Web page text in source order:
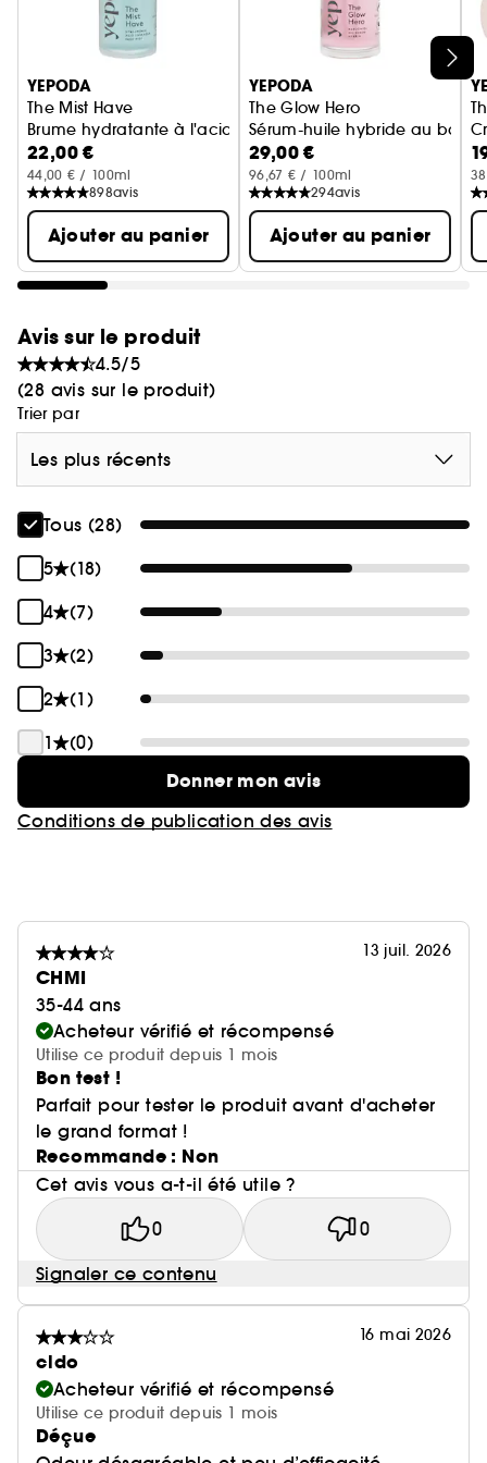
Ignorer le carrousel produits
YEPODA
The Mist Have
Brume hydratante à l'acide hyaluronique et à la lavande
22,00 €
44,00 € / 100ml
898avis
Ajouter au panier
YEPODA
The Glow Hero
Sérum-huile hybride au
29,00 €
96,67 € / 100ml
294avis
Ajouter au panier
Avis sur le produit
4.5/5
(28 avis sur le produit)
Trier par
Les plus récents
Tous (28)
5
(18)
4
(7)
3
(2)
2
(1)
1
(0)
Donner mon avis
Conditions de publication des avis
13 juil. 2026
CHMI
35-44 ans
Acheteur vérifié et récompensé
Utilise ce produit depuis 1 mois
Bon test !
Parfait pour tester le produit avant d'acheter
le grand format !
Recommande : Non
Cet avis vous a-t-il été utile ?
0 0
Signaler ce contenu
16 mai 2026
cldo
Acheteur vérifié et récompensé
Utilise ce produit depuis 1 mois
Déçue